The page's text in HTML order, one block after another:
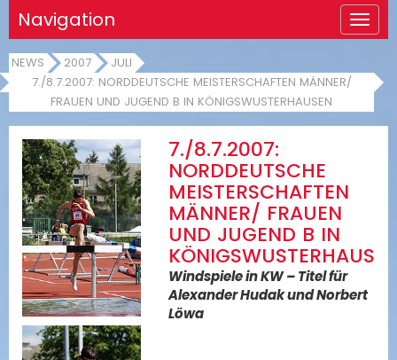
Navigation
NEWS 2007
JULI
7./8.7.2007: NORDDEUTSCHE MEISTERSCHAFTEN MÄNNER/
FRAUEN UND JUGEND B IN KÖNIGSWUSTERHAUSEN
7./8.7.2007:
NORDDEUTSCHE
MEISTERSCHAFTEN
MÄNNER/ FRAUEN
UND JUGEND B IN
Windspiele in KW – Titel für
Alexander Hudak und Norbert
Löwa